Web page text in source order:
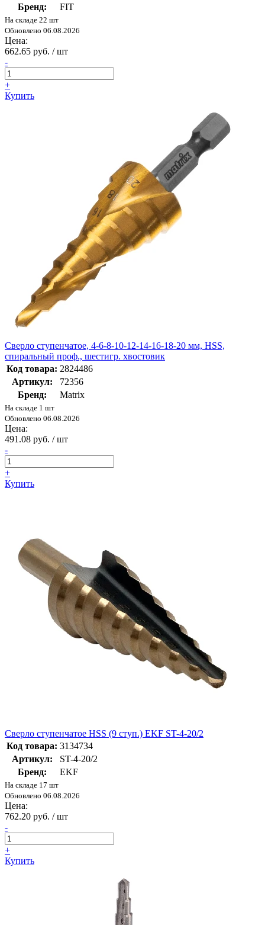
Бренд:
FIT
На складе 22 шт
Обновлено 06.08.2026
Цена:
662.65 руб. / шт
-
+
Купить
Сверло ступенчатое, 4-6-8-10-12-14-16-18-20 мм, HSS,
спиральный проф., шестигр. хвостовик
Код товара: 2824486
Артикул:
72356
Бренд:
Matrix
На складе 1 шт
Обновлено 06.08.2026
Цена:
491.08 руб. / шт
-
+
Купить
Cверло ступенчатое HSS (9 ступ.) EKF ST-4-20/2
Код товара: 3134734
Артикул:
ST-4-20/2
Бренд:
EKF
На складе 17 шт
Обновлено 06.08.2026
Цена:
762.20 руб. / шт
-
+
Купить